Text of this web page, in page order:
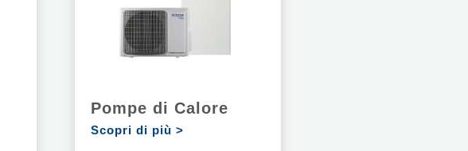
Pompe di Calore
Scopri di più >